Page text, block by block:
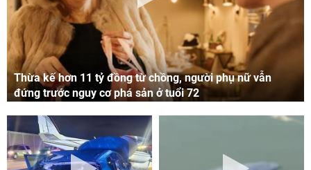
Thừa kế hơn 11 tỷ đồng từ chồng, người phụ nữ vẫn
đứng trước nguy cơ phá sản ở tuổi 72